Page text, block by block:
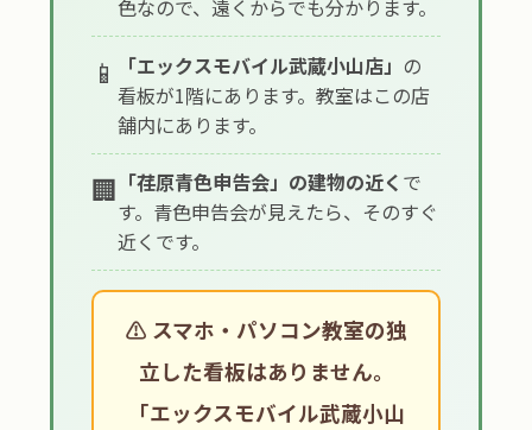
色なので、遠くからでも分かります。
📱 「エックスモバイル武蔵小山店」 の
看板が1階にあります。教室はこの店
舗内にあります。
🏢 「荏原青色申告会」の建物の近く で
す。青色申告会が見えたら、そのすぐ
近くです。
⚠️ スマホ・パソコン教室の独
立した看板はありません。
「エックスモバイル武蔵小山